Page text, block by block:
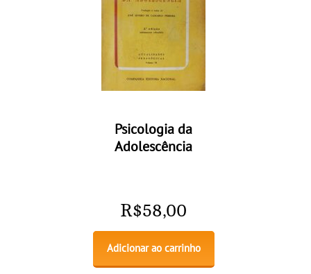
Psicologia da
Adolescência
R$58,00
Adicionar ao carrinho